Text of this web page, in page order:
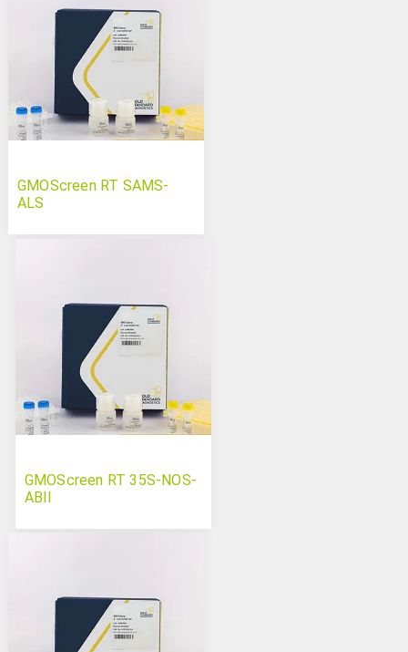
GMOScreen RT SAMS-
ALS
GMOScreen RT 35S-NOS-
ABII